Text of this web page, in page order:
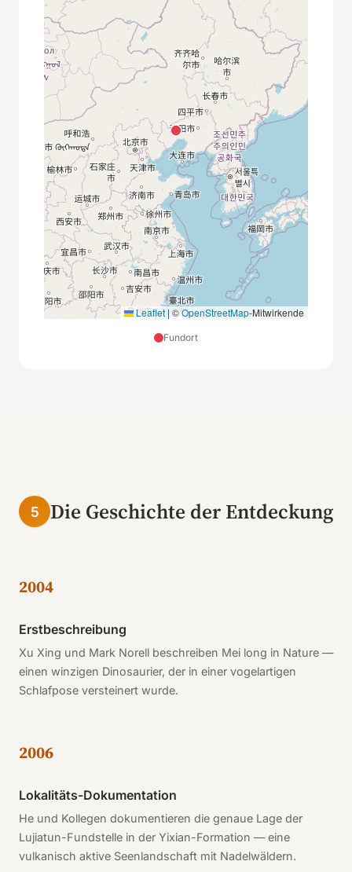
Leaflet | ©OpenStreetMap-Mitwirkende
Fundort
5 Die Geschichte der Entdeckung
2004
Erstbeschreibung
Xu Xing und Mark Norell beschreiben Mei long in Nature —
einen winzigen Dinosaurier, der in einer vogelartigen
Schlafpose versteinert wurde.
2006
Lokalitäts-Dokumentation
He und Kollegen dokumentieren die genaue Lage der
Lujiatun-Fundstelle in der Yixian-Formation — eine
vulkanisch aktive Seenlandschaft mit Nadelwäldern.